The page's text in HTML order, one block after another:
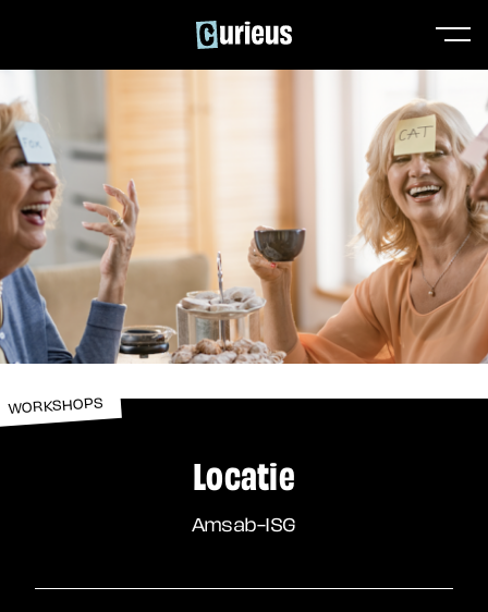
WORKSHOPS
Locatie
Amsab-ISG